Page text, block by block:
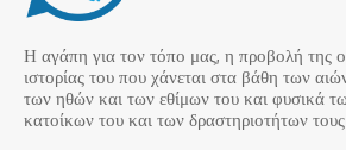
Η αγάπη για τον τόπο μας, η προβολή της
ιστορίας του που χάνεται στα βάθη των
των ηθών και των εθίμων του και φυσικά
κατοίκων του και των δραστηριοτήτων